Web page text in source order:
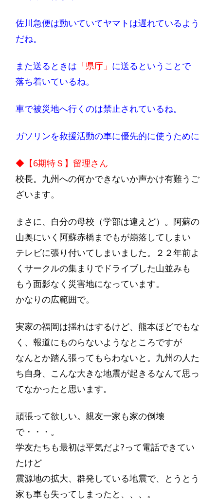
佐川急便は動いていてヤマトは遅れているよう
だね。
また送るときは 「県庁」 に送るということで
落ち着いているね。
車で被災地へ行くのは禁止されているね。
ガソリンを救援活動の車に優先的に使うために
◆【6期特Ｓ】留理さん
校長。九州への何かできないか声かけ有難うご
ざいます。
まさに、自分の母校（学部は違えど）。阿蘇の
山奥にいく阿蘇赤橋までもが崩落してしまい
テレビに張り付いてしまいました。２２年前よ
くサークルの集まりでドライブした山並みも
もう面影なく災害地になっています。
かなりの広範囲で。
実家の福岡は揺れはするけど、熊本ほどでもな
く、報道にものらないようなところですが
なんとか踏ん張ってもらわないと。九州の人た
ち自身、こんな大きな地震が起きるなんて思っ
てなかったと思います。
頑張って欲しい。親友一家も家の倒壊
で・・・。
学友たちも最初は平気だよ?って電話できてい
たけど
震源地の拡大、群発している地震で、とうとう
家も車も失ってしまったと、、、。